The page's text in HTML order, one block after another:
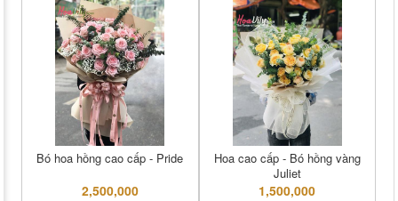
Bó hoa hồng cao cấp - Pride
2,500,000
Hoa cao cấp - Bó hồng vàng
Juliet
1,500,000